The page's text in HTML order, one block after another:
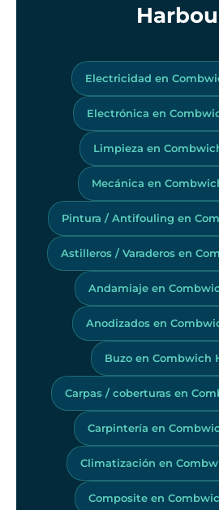
Electricidad en
Electrónica en
Limpieza en
Mecánica en
Pintura / Antifouling en
Astilleros / Varaderos en
Andamiaje en
Anodizados en
Buzo en Combwich
Carpas / coberturas en
Carpintería en
Climatización en
Composite en